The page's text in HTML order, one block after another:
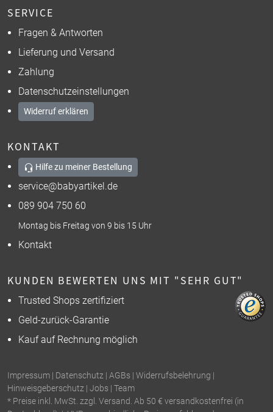
SERVICE
Fragen & Antworten
Lieferung und Versand
Zahlung
Datenschutzeinstellungen
Widerruf erklären
KONTAKT
Hilfe zu meiner Bestellung
service@babyartikel.de
089 904 750 60
Montag bis Freitag von 9 bis 15 Uhr
Kontakt
KUNDEN BEWERTEN UNS MIT "SEHR GUT"
Trusted Shops zertifiziert
Geld-zurück-Garantie
Kauf auf Rechnung möglich
Impressum Datenschutz AGBs Widerrufsbelehrung
Hinweisgeberschutz Jobs Team
* Preise inkl. MwSt. zzgl. Versand. Ab 50 € versandkostenfrei (in